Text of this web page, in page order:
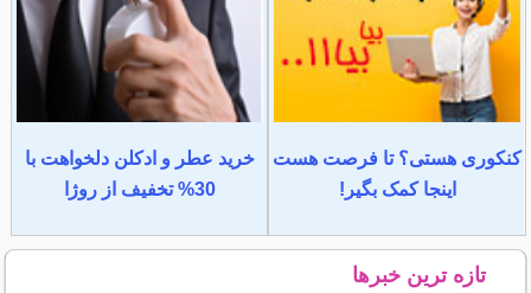
کنکوری هستی؟ تا فرصت هست
اینجا کمک بگیر!
خرید عطر و ادکلن دلخواهت با
30% تخفیف از روژا
تازه ترین خبرها